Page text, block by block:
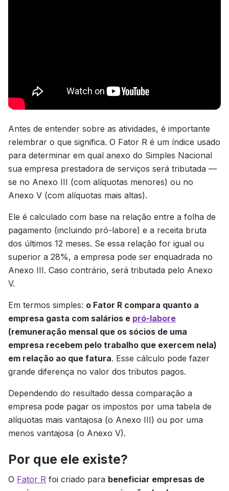
Antes de entender sobre as atividades, é importante
relembrar o que significa. O Fator R é um índice usado
para determinar em qual anexo do Simples Nacional
sua empresa prestadora de serviços será tributada —
se no Anexo III (com alíquotas menores) ou no
Anexo V (com alíquotas mais altas).
Ele é calculado com base na relação entre a folha de
pagamento (incluindo pró-labore) e a receita bruta
dos últimos 12 meses. Se essa relação for igual ou
superior a 28%, a empresa pode ser enquadrada no
Anexo III. Caso contrário, será tributada pelo Anexo
V.
Em termos simples: o Fator R compara quanto a
empresa gasta com salários e pró-labore
(remuneração mensal que os sócios de uma
empresa recebem pelo trabalho que exercem nela)
em relação ao que fatura. Esse cálculo pode fazer
grande diferença no valor dos tributos pagos.
Dependendo do resultado dessa comparação a
empresa pode pagar os impostos por uma tabela de
alíquotas mais vantajosa (o Anexo III) ou por uma
menos vantajosa (o Anexo V).
Por que ele existe?
O Fator R foi criado para beneficiar empresas de